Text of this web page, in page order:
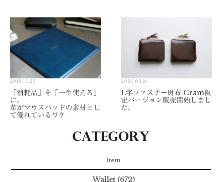
2018.10.23
「消耗品」を「一生使える」
に。
革がマウスパッドの素材とし
て優れているワケ
2020.03.24
L字ファスナー財布 Cram限
定バージョン販売開始しまし
た。
Item
Wallet (672)